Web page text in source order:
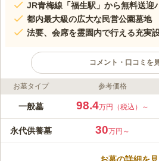
JR青梅線「福生駅」から無料送迎
都内最大級の広大な民営公園墓地
法要、会席を霊園内で行える充実
コメント・口コミを
ライフドット編集部のコメント
昭和41年に開園した西多磨霊園は
送迎バスで10分。水曜日のみ運休
に3本運行しています。マイカーの
お墓タイプ 参考価格
一般墓 98.4万円（税込）～
永代供養墓 30万円～